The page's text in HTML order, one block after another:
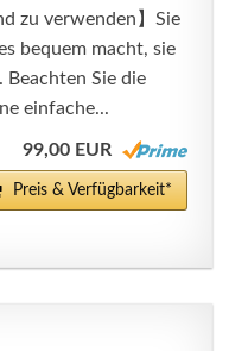
zu verwenden】Sie
bequem macht, sie
Sie die
einfache...
99,00 EUR
Preis & Verfügbarkeit*